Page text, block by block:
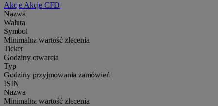
Akcje Akcje CFD
Nazwa
Waluta
Symbol
Minimalna wartość zlecenia
Ticker
Godziny otwarcia
Typ
Godziny przyjmowania zamówień
ISIN
Nazwa
Minimalna wartość zlecenia